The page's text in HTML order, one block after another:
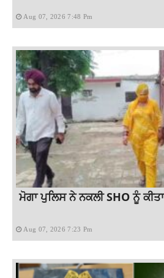
Aug 07, 2026 7:48 Pm
ਮੋਗਾ ਪੁਲਿਸ ਨੇ ਨਕਲੀ SHO ਨੂੰ
Aug 07, 2026 7:23 Pm